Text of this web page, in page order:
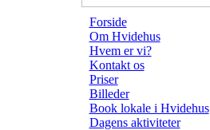
Forside
Om Hvidehus
Hvem er vi?
Kontakt os
Priser
Billeder
Book lokale i Hvidehus
Dagens aktiviteter